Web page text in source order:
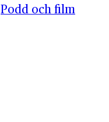
Podd och film